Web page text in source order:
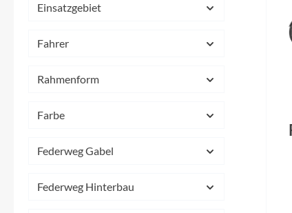
Woom
Einsatzgebiet
Fahrer
Rahmenform
Farbe
Federweg Gabel
Federweg Hinterbau